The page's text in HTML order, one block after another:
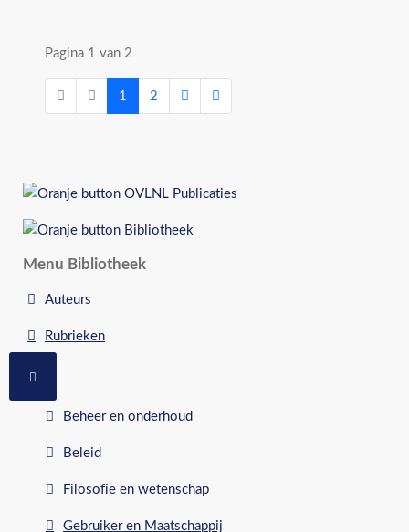
Pagina 1 van 2
1 2
Menu Bibliotheek
Auteurs
Rubrieken
Beheer en onderhoud
Beleid
Filosofie en wetenschap
Gebruiker en Maatschappij